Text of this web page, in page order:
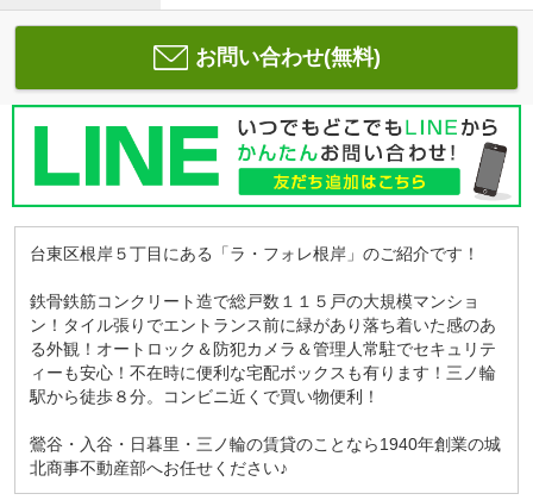
お問い合わせ(無料)
台東区根岸５丁目にある「ラ・フォレ根岸」のご紹介です！
鉄骨鉄筋コンクリート造で総戸数１１５戸の大規模マンショ
ン！タイル張りでエントランス前に緑があり落ち着いた感のあ
る外観！オートロック＆防犯カメラ＆管理人常駐でセキュリテ
ィーも安心！不在時に便利な宅配ボックスも有ります！三ノ輪
駅から徒歩８分。コンビニ近くで買い物便利！
鶯谷・入谷・日暮里・三ノ輪の賃貸のことなら1940年創業の城
北商事不動産部へお任せください♪